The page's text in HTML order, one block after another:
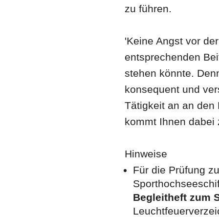
zu führen.
'Keine Angst vor
entsprechenden
stehen könnte.
konsequent und
Tätigkeit an an den
kommt Ihnen dabei
Hinweise
Für die Prüfung
Begleitheft zum